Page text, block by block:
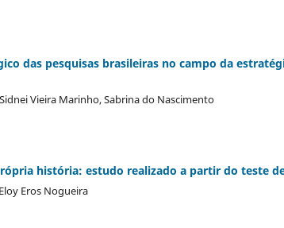
das pesquisas brasileiras no campo da
Vieira Marinho, Sabrina do Nascimento
história: estudo realizado a partir do teste
Eros Nogueira